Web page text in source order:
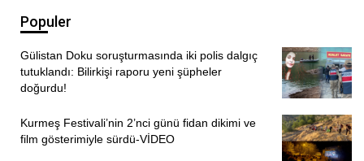
Populer
Gülistan Doku soruşturmasında iki polis dalgıç
tutuklandı: Bilirkişi raporu yeni şüpheler
doğurdu!
Kurmeş Festivali’nin 2’nci günü fidan dikimi ve
film gösterimiyle sürdü-VİDEO